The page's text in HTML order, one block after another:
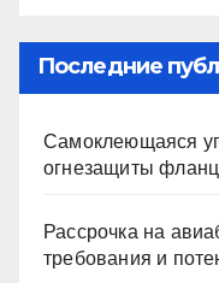
Последние
Самоклеющаяся
огнезащиты
Рассрочка на
требования и